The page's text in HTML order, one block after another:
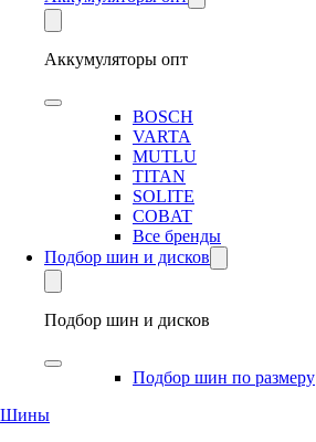
Аккумуляторы опт
BOSCH
VARTA
MUTLU
TITAN
SOLITE
COBAT
Все бренды
Подбор шин и дисков
Подбор шин и дисков
Подбор шин по размеру
Шины